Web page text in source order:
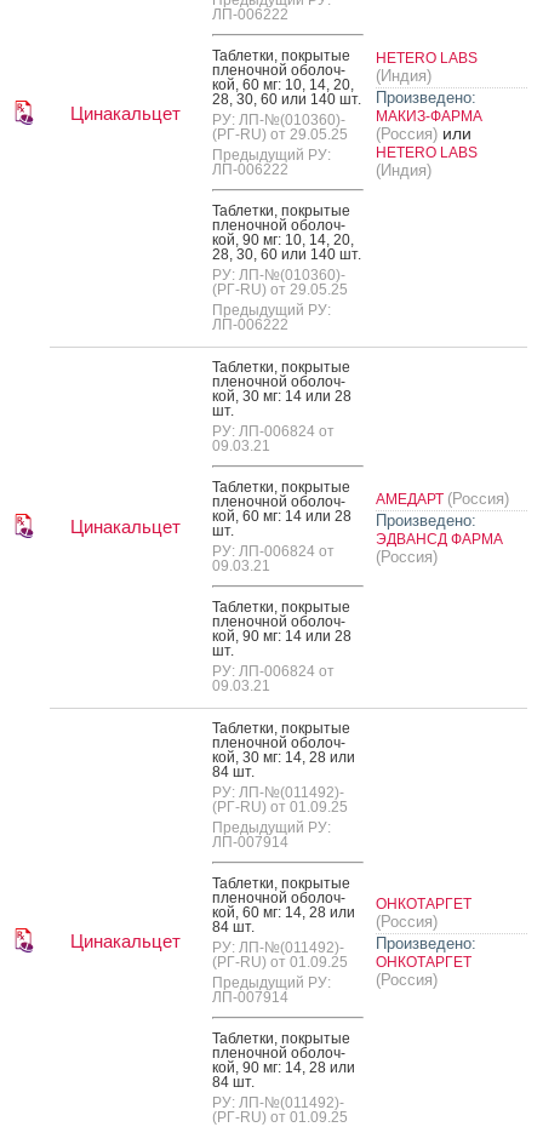
Цинакальцет
ЛП-006222
Таб­летки, пок­ры­тые
пле­ноч­ной обо­лоч­
кой, 60 мг: 10, 14, 20,
28, 30, 60 или 140 шт.
РУ: ЛП-№(010360)-
(РГ-RU) от 29.05.25
Предыдущий РУ:
ЛП-006222
Таб­летки, пок­ры­тые
пле­ноч­ной обо­лоч­
кой, 90 мг: 10, 14, 20,
28, 30, 60 или 140 шт.
РУ: ЛП-№(010360)-
(РГ-RU) от 29.05.25
Предыдущий РУ:
ЛП-006222
HETERO LABS
(Индия)
Произведено:
МАКИЗ-ФАРМА
(Россия) или
HETERO LABS
(Индия)
Цинакальцет
Таб­летки, пок­ры­тые
пле­ноч­ной обо­лоч­
кой, 30 мг: 14 или 28
шт.
РУ: ЛП-006824 от
09.03.21
Таб­летки, пок­ры­тые
пле­ноч­ной обо­лоч­
кой, 60 мг: 14 или 28
шт.
РУ: ЛП-006824 от
09.03.21
Таб­летки, пок­ры­тые
пле­ноч­ной обо­лоч­
кой, 90 мг: 14 или 28
шт.
РУ: ЛП-006824 от
09.03.21
АМЕДАРТ (Россия)
Произведено:
ЭДВАНСД ФАРМА
(Россия)
Цинакальцет
Таб­летки, пок­ры­тые
пле­ноч­ной обо­лоч­
кой, 30 мг: 14, 28 или
84 шт.
РУ: ЛП-№(011492)-
(РГ-RU) от 01.09.25
Предыдущий РУ:
ЛП-007914
Таб­летки, пок­ры­тые
пле­ноч­ной обо­лоч­
кой, 60 мг: 14, 28 или
84 шт.
РУ: ЛП-№(011492)-
(РГ-RU) от 01.09.25
Предыдущий РУ:
ЛП-007914
Таб­летки, пок­ры­тые
пле­ноч­ной обо­лоч­
кой, 90 мг: 14, 28 или
84 шт.
РУ: ЛП-№(011492)-
(РГ-RU) от 01.09.25
ОНКОТАРГЕТ
(Россия)
Произведено:
ОНКОТАРГЕТ
(Россия)